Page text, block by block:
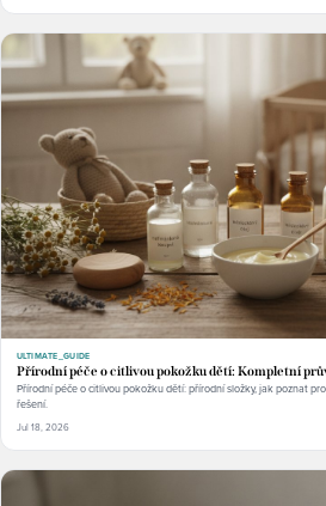
ULTIMATE_GUIDE
Přírodní péče o citlivou pokožku dětí: Kompletní
Přírodní péče o citlivou pokožku dětí: přírodní složky, jak poznat
řešení.
Jul 18, 2026